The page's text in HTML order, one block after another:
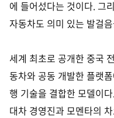
에 들어섰다는 것이다. 그
자동차도 의미 있는 발걸
세계 최초로 공개한 중국
동차와 공동 개발한 플랫
행 기술을 결합한 모델이
대차 경영진과 모멘타의